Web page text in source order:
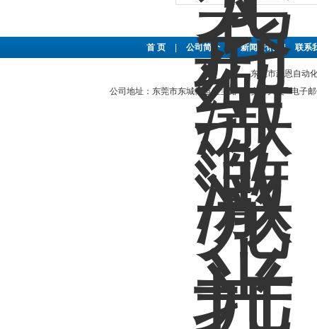
首 页 公司简介 新闻资讯 | 联系
东莞市豪恩自动
公司地址：东莞市东城街道红宝路4号安泰大厦 电子